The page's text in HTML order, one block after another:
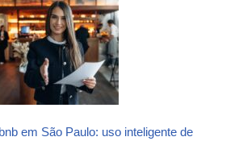
em São Paulo: uso inteligente de